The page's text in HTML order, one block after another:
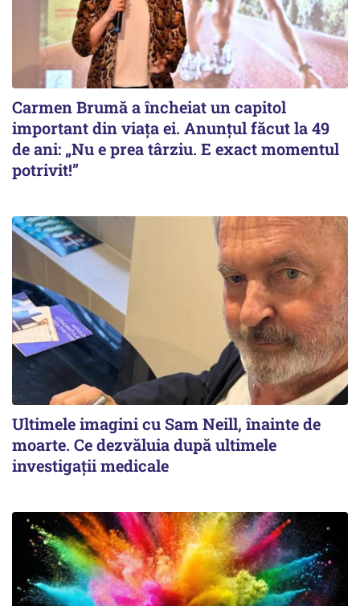
Carmen Brumă a încheiat un capitol
important din viața ei. Anunțul făcut la 49
de ani: „Nu e prea târziu. E exact momentul
potrivit!”
Ultimele imagini cu Sam Neill, înainte de
moarte. Ce dezvăluia după ultimele
investigații medicale